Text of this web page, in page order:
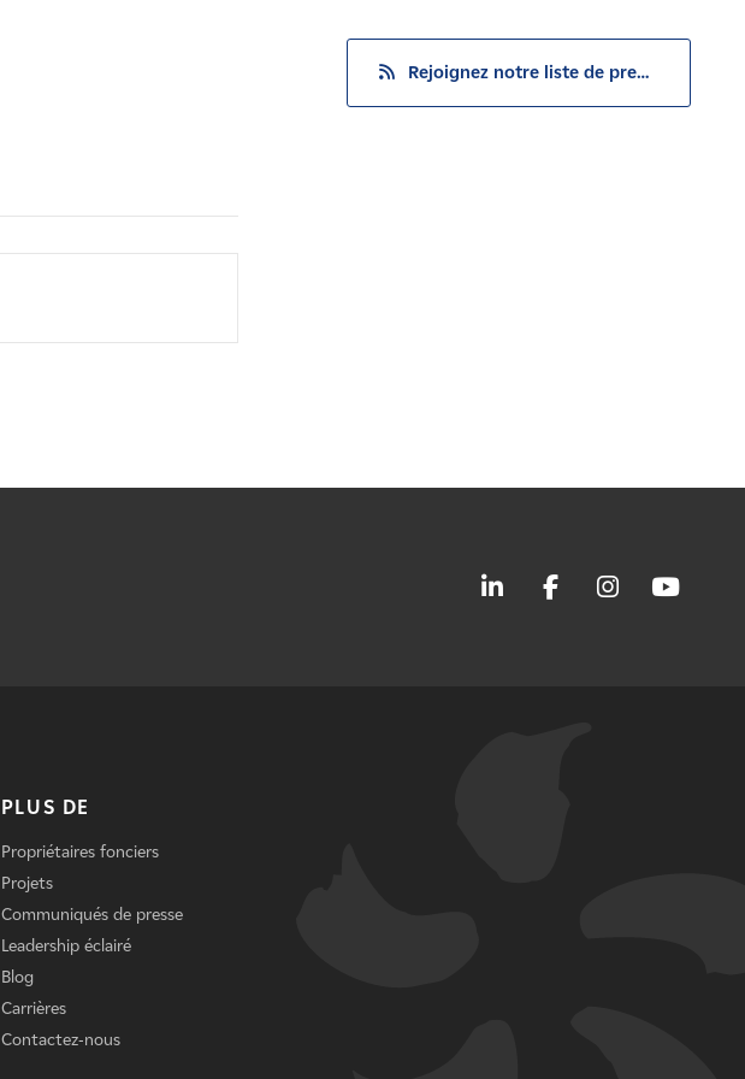
Rejoignez notre liste de presse
PLUS DE
Propriétaires fonciers
Projets
Communiqués de presse
Leadership éclairé
Blog
Carrières
Contactez-nous